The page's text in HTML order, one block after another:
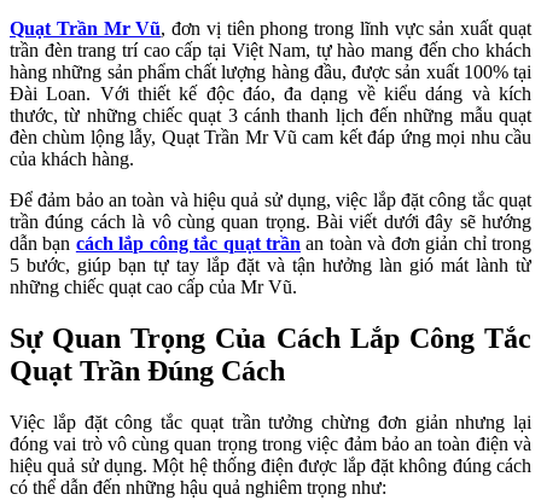
Quạt Trần Mr Vũ, đơn vị tiên phong trong lĩnh vực sản xuất quạt
trần đèn trang trí cao cấp tại Việt Nam, tự hào mang đến cho khách
hàng những sản phẩm chất lượng hàng đầu, được sản xuất 100% tại
Đài Loan. Với thiết kế độc đáo, đa dạng về kiểu dáng và kích
thước, từ những chiếc quạt 3 cánh thanh lịch đến những mẫu quạt
đèn chùm lộng lẫy, Quạt Trần Mr Vũ cam kết đáp ứng mọi nhu cầu
của khách hàng.
Để đảm bảo an toàn và hiệu quả sử dụng, việc lắp đặt công tắc quạt
trần đúng cách là vô cùng quan trọng. Bài viết dưới đây sẽ hướng
dẫn bạn cách lắp công tắc quạt trần an toàn và đơn giản chỉ trong
5 bước, giúp bạn tự tay lắp đặt và tận hưởng làn gió mát lành từ
những chiếc quạt cao cấp của Mr Vũ.
Sự Quan Trọng Của Cách Lắp Công Tắc
Quạt Trần Đúng Cách
Việc lắp đặt công tắc quạt trần tưởng chừng đơn giản nhưng lại
đóng vai trò vô cùng quan trọng trong việc đảm bảo an toàn điện và
hiệu quả sử dụng. Một hệ thống điện được lắp đặt không đúng cách
có thể dẫn đến những hậu quả nghiêm trọng như: